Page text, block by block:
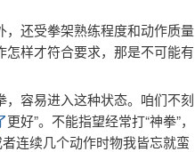
还受拳架熟练程度和动作质量
样才符合要求，那是不可能有
，容易进入这种状态。咱们不刻
更好”。不能指望经常打“神拳”，
连续几个动作时物我皆忘就蛮